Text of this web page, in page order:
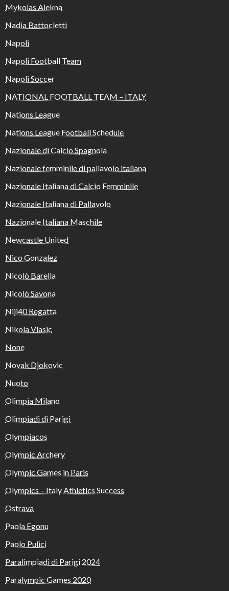
Mykolas Alekna
Nadia Battocletti
Napoli
Napoli Football Team
Napoli Soccer
NATIONAL FOOTBALL TEAM – ITALY
Nations League
Nations League Football Schedule
Nazionale di Calcio Spagnola
Nazionale femminile di pallavolo italiana
Nazionale Italiana di Calcio Femminile
Nazionale Italiana di Pallavolo
Nazionale Italiana Maschile
Newcastle United
Nico Gonzalez
Nicolò Barella
Nicolò Savona
Niji40 Regatta
Nikola Vlasic
None
Novak Djokovic
Nuoto
Olimpia Milano
Olimpiadi di Parigi
Olympiacos
Olympic Archery
Olympic Games in Paris
Olympics – Italy Athletics Success
Ostrava
Paola Egonu
Paolo Pulici
Paralimpiadi di Parigi 2024
Paralympic Games 2020